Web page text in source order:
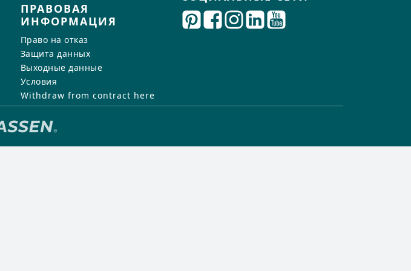
Для обсуждения
нашей контактной
на контакт
ПРАВОВАЯ
ИНФОРМАЦИЯ
Право на отказ
Защита данных
Выходные данные
Условия
Withdraw from contract here